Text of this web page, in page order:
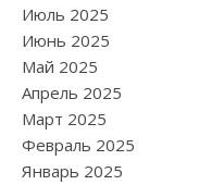
Июль 2025
Июнь 2025
Май 2025
Апрель 2025
Март 2025
Февраль 2025
Январь 2025